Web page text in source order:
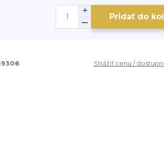
Pridať do
Strážiť cenu /